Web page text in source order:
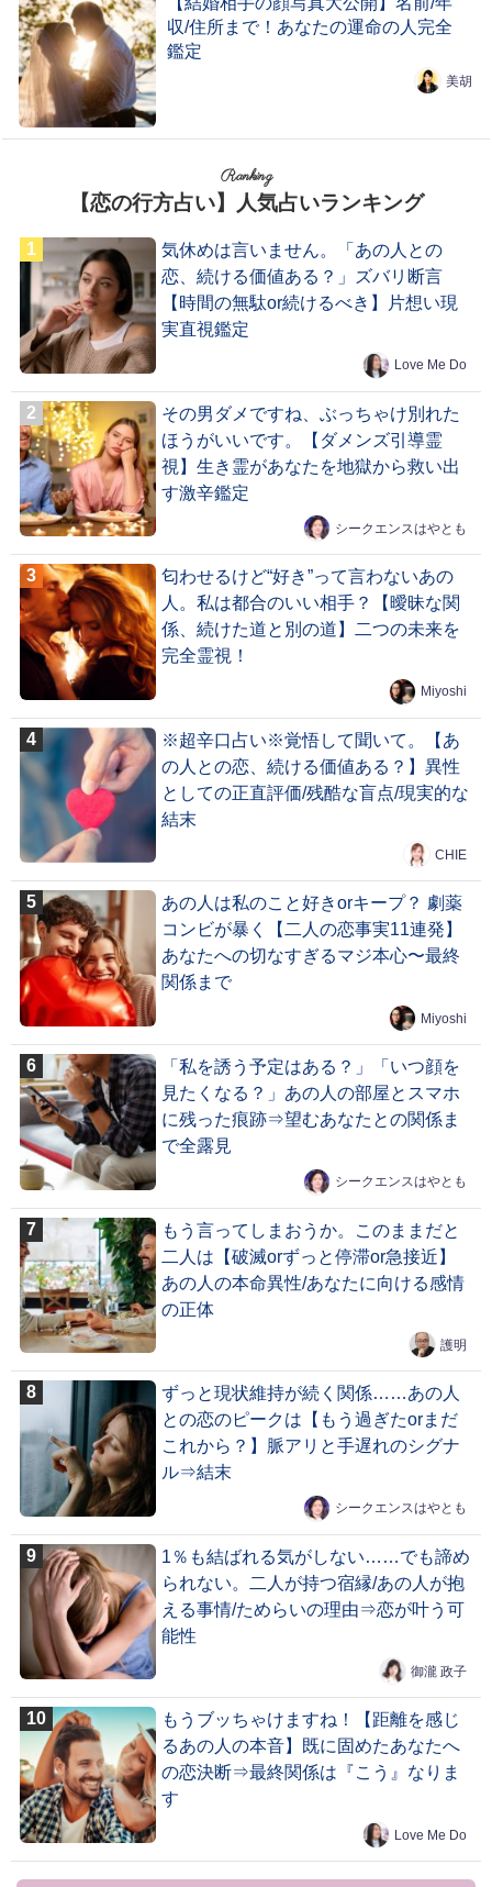
収/住所まで！あなたの運命の人完全
鑑定
美胡
Ranking
【恋の行方占い】人気占いランキング
気休めは言いません。「あの人との
恋、続ける価値ある？」ズバリ断言
【時間の無駄or続けるべき】片想い現
実直視鑑定
Love Me Do
その男ダメですね、ぶっちゃけ別れた
ほうがいいです。【ダメンズ引導霊
視】生き霊があなたを地獄から救い出
す激辛鑑定
シークエンスはやとも
匂わせるけど“好き”って言わないあの
人。私は都合のいい相手？【曖昧な関
係、続けた道と別の道】二つの未来を
完全霊視！
Miyoshi
※超辛口占い※覚悟して聞いて。【あ
の人との恋、続ける価値ある？】異性
としての正直評価/残酷な盲点/現実的な
結末
CHIE
あの人は私のこと好きorキープ？ 劇薬
コンビが暴く【二人の恋事実11連発】
あなたへの切なすぎるマジ本心〜最終
関係まで
Miyoshi
「私を誘う予定はある？」「いつ顔を
見たくなる？」あの人の部屋とスマホ
に残った痕跡⇒望むあなたとの関係ま
で全露見
シークエンスはやとも
もう言ってしまおうか。このままだと
二人は【破滅orずっと停滞or急接近】
あの人の本命異性/あなたに向ける感情
の正体
護明
ずっと現状維持が続く関係……あの人
との恋のピークは【もう過ぎたorまだ
これから？】脈アリと手遅れのシグナ
ル⇒結末
シークエンスはやとも
1％も結ばれる気がしない……でも諦め
られない。二人が持つ宿縁/あの人が抱
える事情/ためらいの理由⇒恋が叶う可
能性
御瀧 政子
もうブッちゃけますね！【距離を感じ
るあの人の本音】既に固めたあなたへ
の恋決断⇒最終関係は『こう』なりま
す
Love Me Do